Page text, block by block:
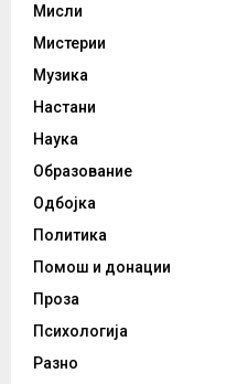
Мисли
Мистерии
Музика
Настани
Наука
Образование
Одбојка
Политика
Помош и донации
Проза
Психологија
Разно